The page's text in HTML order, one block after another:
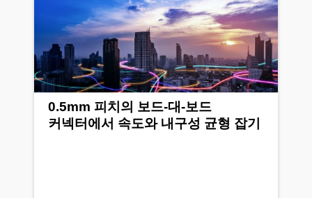
0.5mm 피치의 보드-대-보드
커넥터에서 속도와 내구성 균형 잡기